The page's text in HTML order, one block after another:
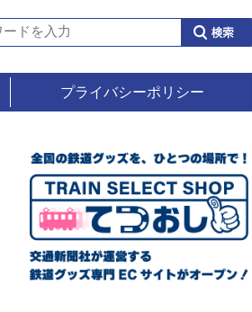
プライバシーポリシー